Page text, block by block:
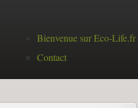
Menu principal
Bienvenue sur Eco-Life.fr
Contact